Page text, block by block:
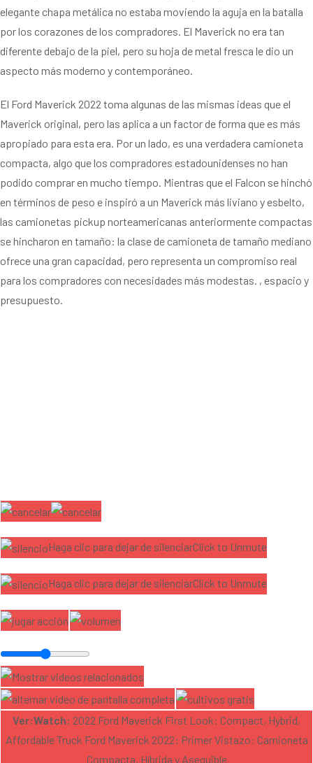
elegante chapa metálica no estaba moviendo la aguja en la batalla
por los corazones de los compradores. El Maverick no era tan
diferente debajo de la piel, pero su hoja de metal fresca le dio un
aspecto más moderno y contemporáneo.
El Ford Maverick 2022 toma algunas de las mismas ideas que el
Maverick original, pero las aplica a un factor de forma que es más
apropiado para esta era. Por un lado, es una verdadera camioneta
compacta, algo que los compradores estadounidenses no han
podido comprar en mucho tiempo. Mientras que el Falcon se hinchó
en términos de peso e inspiró a un Maverick más liviano y esbelto,
las camionetas pickup norteamericanas anteriormente compactas
se hincharon en tamaño: la clase de camioneta de tamaño mediano
ofrece una gran capacidad, pero representa un compromiso real
para los compradores con necesidades más modestas. , espacio y
presupuesto.
Haga clic para dejar de silenciarClick to Unmute
Haga clic para dejar de silenciarClick to Unmute
Ver:Watch: 2022 Ford Maverick First Look: Compact, Hybrid,
Affordable Truck Ford Maverick 2022: Primer Vistazo: Camioneta
Compacta, Híbrida y Asequible